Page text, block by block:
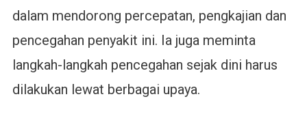
dalam mendorong percepatan, pengkajian dan
pencegahan penyakit ini. Ia juga meminta
langkah-langkah pencegahan sejak dini harus
dilakukan lewat berbagai upaya.